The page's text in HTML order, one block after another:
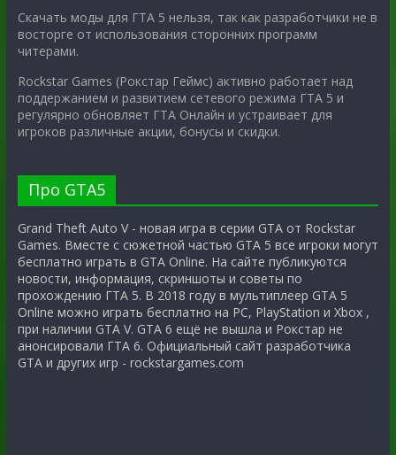
Скачать моды для ГТА 5 нельзя, так как разработчики не в
восторге от использования сторонних программ
читерами.
Rockstar Games (Рокстар Геймс) активно работает над
поддержанием и развитием сетевого режима ГТА 5 и
регулярно обновляет ГТА Онлайн и устраивает для
игроков различные акции, бонусы и скидки.
Про GTA5
Grand Theft Auto V - новая игра в серии GTA от Rockstar
Games. Вместе с сюжетной частью GTA 5 все игроки могут
бесплатно играть в GTA Online. На сайте публикуются
новости, информация, скриншоты и советы по
прохождению ГТА 5. В 2018 году в мультиплеер GTA 5
Online можно играть бесплатно на PC, PlayStation и Xbox ,
при наличии GTA V. GTA 6 ещё не вышла и Рокстар не
анонсировали ГТА 6. Официальный сайт разработчика
GTA и других игр - rockstargames.com